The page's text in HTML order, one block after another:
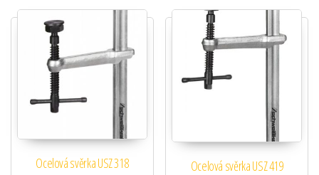
Ocelová svěrka USZ 318 Ocelová svěrka USZ 419